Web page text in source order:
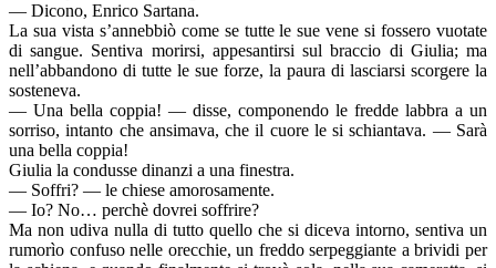
— Dicono, Enrico Sartana.
La sua vista s’annebbiò come se tutte le sue vene si fossero vuotate
di sangue. Sentiva morirsi, appesantirsi sul braccio di Giulia; ma
nell’abbandono di tutte le sue forze, la paura di lasciarsi scorgere la
sosteneva.
— Una bella coppia! — disse, componendo le fredde labbra a un
sorriso, intanto che ansimava, che il cuore le si schiantava. — Sarà
una bella coppia!
Giulia la condusse dinanzi a una finestra.
— Soffri? — le chiese amorosamente.
— Io? No… perchè dovrei soffrire?
Ma non udiva nulla di tutto quello che si diceva intorno, sentiva un
rumorìo confuso nelle orecchie, un freddo serpeggiante a brividi per